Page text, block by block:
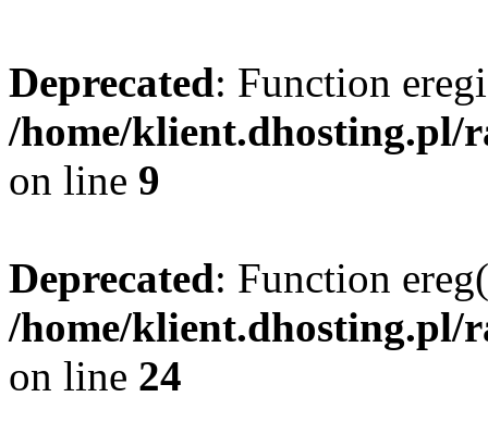
Deprecated: Function
/home/klient.dhosting.pl/
on line 9
Deprecated: Function
/home/klient.dhosting.pl/
on line 24